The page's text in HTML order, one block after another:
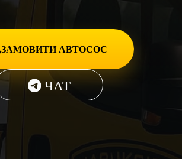
ЗАМОВИТИ АВТОСОС
ЧАТ